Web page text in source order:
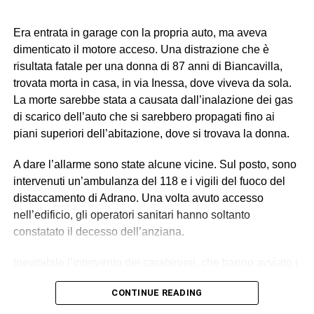
lavoro “di fatto”. Gli altri tre (destinatari dell’obbligo di
presentazione alla polizia giudiziaria) eseguivano gli
ordini e svolgevano funzioni di controllo sul campo,
vigilando sull’attività dei lavoratori, imponendo ritmi e
carichi sproporzionati con “modalità intimidatorie”. Erano
loro a gestire anche l’alloggio fatiscente (privo di luce e
acqua) imposto ai lavoratori, trattenendone le somme
allontanarli se non avessero accettato tali condizioni,
contribuendo così a mantenere le condizioni di
sfruttamento e dipendenza economica e abitativa.
© RIPRODUZIONE RISERVATA
Era entrata in garage con la propria auto, ma aveva
dimenticato il motore acceso. Una distrazione che è
risultata fatale per una donna di 87 anni di Biancavilla,
trovata morta in casa, in via Inessa, dove viveva da sola.
La morte sarebbe stata a causata dall’inalazione dei gas
di scarico dell’auto che si sarebbero propagati fino ai
piani superiori dell’abitazione, dove si trovava la donna.
A dare l’allarme sono state alcune vicine. Sul posto, sono
intervenuti un’ambulanza del 118 e i vigili del fuoco del
distaccamento di Adrano. Una volta avuto accesso
nell’edificio, gli operatori sanitari hanno soltanto
constatato il decesso dell’anziana.
necessari accertamenti. La ricostruzione dei fatti, al
momento, suggerisce l’ipotesi della disgrazia: il motore
CONTINUE READING